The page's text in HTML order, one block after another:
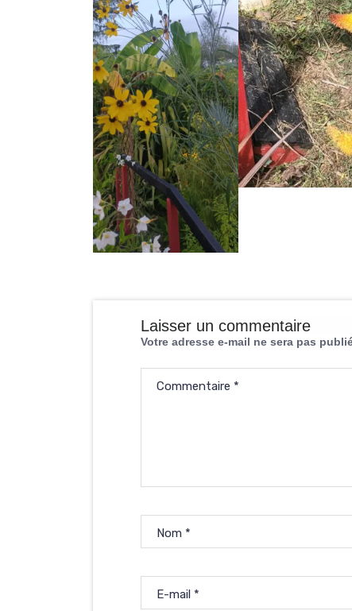
Laisser un commentaire
Votre adresse e-mail ne sera pas
Commentaire *
Nom *
E-mail *